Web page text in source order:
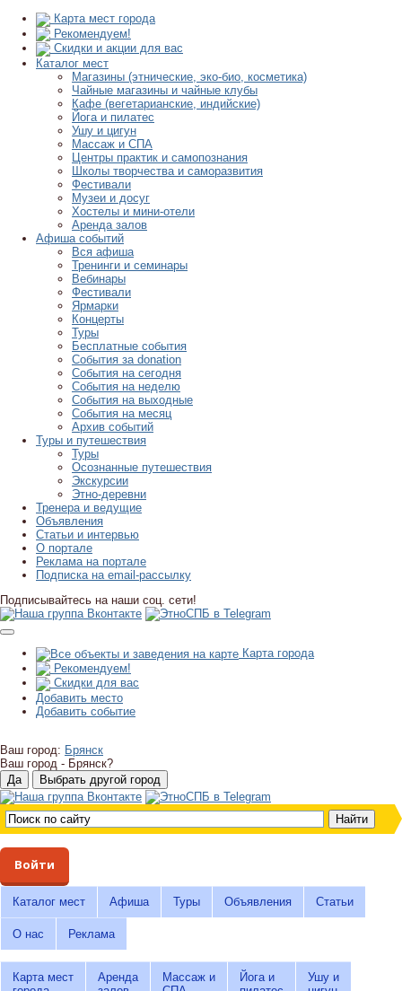
Карта мест города
Рекомендуем!
Скидки и акции для вас
Каталог мест
Магазины (этнические, эко-био, косметика)
Чайные магазины и чайные клубы
Кафе (вегетарианские, индийские)
Йога и пилатес
Ушу и цигун
Массаж и СПА
Центры практик и самопознания
Школы творчества и саморазвития
Фестивали
Музеи и досуг
Хостелы и мини-отели
Аренда залов
Афиша событий
Вся афиша
Тренинги и семинары
Вебинары
Фестивали
Ярмарки
Концерты
Туры
Бесплатные события
События за donation
События на сегодня
События на неделю
События на выходные
События на месяц
Архив событий
Туры и путешествия
Туры
Осознанные путешествия
Экскурсии
Этно-деревни
Тренера и ведущие
Объявления
Статьи и интервью
О портале
Реклама на портале
Подписка на email-рассылку
Подписывайтесь на наши соц. сети!
Карта города
Рекомендуем!
Скидки для вас
Добавить место
Добавить событие
Ваш город: Брянск
Ваш город - Брянск?
Войти
Каталог мест Афиша Туры Объявления Статьи
О нас Реклама
Карта мест
Аренда
Массаж и
Йога и
Ушу и